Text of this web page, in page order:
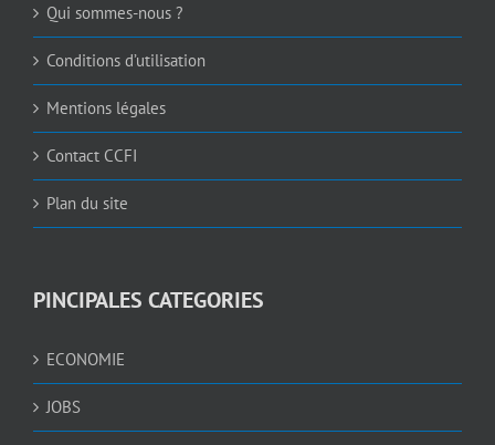
Qui sommes-nous ?
Conditions d’utilisation
Mentions légales
Contact CCFI
Plan du site
PINCIPALES CATEGORIES
ECONOMIE
JOBS